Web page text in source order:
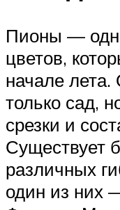
Пионы —
цветов,
начале
только сад,
срезки и
Существует
различных
один из них